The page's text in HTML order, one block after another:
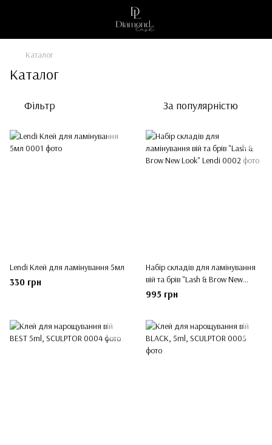
Каталог
Каталог
Фільтр За популярністю
Lendi Клей для ламінування 5мл
330 грн
Набір складів для ламінування
вій та брів "Lash & Brow New
Look" Lendi
995 грн